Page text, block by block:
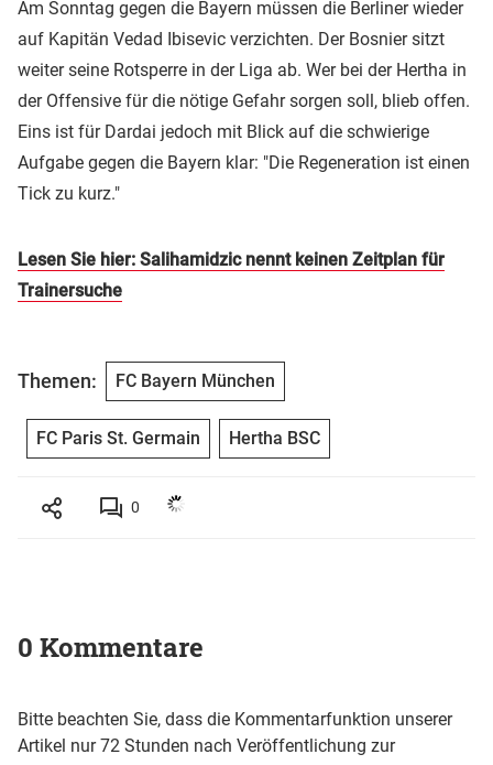
Am Sonntag gegen die Bayern müssen die Berliner wieder
auf Kapitän Vedad Ibisevic verzichten. Der Bosnier sitzt
weiter seine Rotsperre in der Liga ab. Wer bei der Hertha in
der Offensive für die nötige Gefahr sorgen soll, blieb offen.
Eins ist für Dardai jedoch mit Blick auf die schwierige
Aufgabe gegen die Bayern klar: "Die Regeneration ist einen
Tick zu kurz."
Lesen Sie hier: Salihamidzic nennt keinen Zeitplan für
Trainersuche
Themen: FC Bayern München
FC Paris St. Germain Hertha BSC
0
0 Kommentare
Bitte beachten Sie, dass die Kommentarfunktion unserer
Artikel nur 72 Stunden nach Veröffentlichung zur